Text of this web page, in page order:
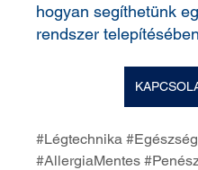
hogyan segíthetünk
rendszer
#Légtechnika
#AllergiaMentes